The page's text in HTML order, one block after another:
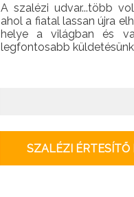
A szalézi udvar...több
ahol a fiatal lassan újra
helye a világban és
legfontosabb
SZALÉZI